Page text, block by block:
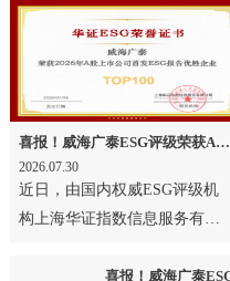
喜报！威海广泰ESG评级荣获AAA级 可持续发展实力获权威认可
2026.07.30
近日，由国内权威ESG评级机
构上海华证指数信息服务有限
单及评级结果，威海广泰成